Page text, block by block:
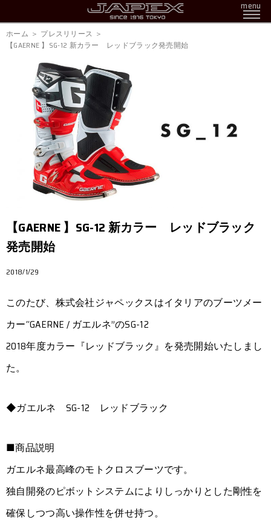
menu
ホーム
プレスリリース
【GAERNE 】SG-12 新カラー レッドブラック発売開始
【GAERNE 】SG-12 新カラー レッドブラック
発売開始
2018/1/29
このたび、株式会社ジャペックスはイタリアのブーツメー
カー“GAERNE / ガエルネ”のSG-12
2018年度カラー『レッドブラック』を発売開始いたしまし
た。
◆ガエルネ SG-12 レッドブラック
■商品説明
ガエルネ最高峰のモトクロスブーツです。
独自開発のピボットシステムによりしっかりとした剛性を
確保しつつ高い操作性を併せ持つ。